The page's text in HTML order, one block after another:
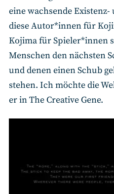
eine wachsende
diese Autor*innen für
Kojima für Spieler*innen
Menschen den nächsten
und denen einen Schub
stehen. Ich möchte die
er in The Creative Gene.